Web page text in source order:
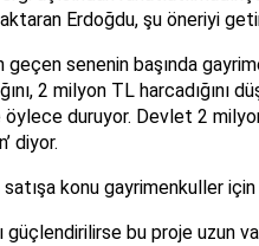
Erdoğdu, şu öneriyi
geçen senenin başında
2 milyon TL harcadığını
duruyor. Devlet 2
diyor.
konu gayrimenkuller
bu proje uzun